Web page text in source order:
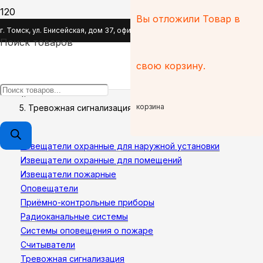
г. Томск, ул. Енисейская, дом 37, офис 110
Поиск товаров
Вы отложили Товар в
свою корзину.
корзина
Тревожная сигнализация
Тревожная сигнализация
Извещатели охранные для наружной установки
Извещатели охранные для помещений
Извещатели пожарные
Оповещатели
Приёмно-контрольные приборы
Радиоканальные системы
Системы оповещения о пожаре
Считыватели
Тревожная сигнализация